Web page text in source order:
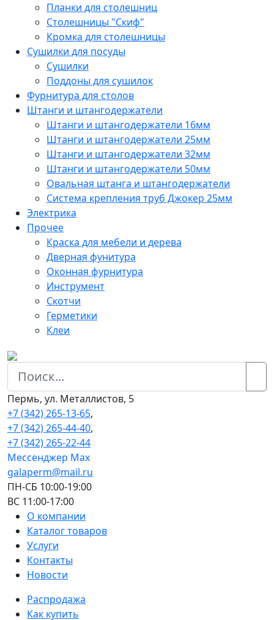
Планки для столешниц
Столешницы "Скиф"
Кромка для столешницы
Сушилки для посуды
Сушилки
Поддоны для сушилок
Фурнитура для столов
Штанги и штангодержатели
Штанги и штангодержатели 16мм
Штанги и штангодержатели 25мм
Штанги и штангодержатели 32мм
Штанги и штангодержатели 50мм
Овальная штанга и штангодержатели
Система крепления труб Джокер 25мм
Электрика
Прочее
Краска для мебели и дерева
Дверная фунитура
Оконная фурнитура
Инструмент
Скотчи
Герметики
Клеи
Пермь, ул. Металлистов, 5
+7 (342) 265-13-65,
+7 (342) 265-44-40,
+7 (342) 265-22-44
Мессенджер Мах
galaperm@mail.ru
ПН-СБ 10:00-19:00
ВС 11:00-17:00
О компании
Каталог товаров
Услуги
Контакты
Новости
Распродажа
Как купить